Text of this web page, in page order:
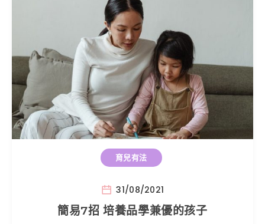
育兒有法
31/08/2021
簡易7招 培養品學兼優的孩子